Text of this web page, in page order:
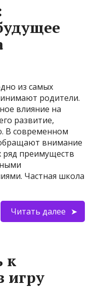
из самых
родители.
влияние на
развитие,
В современном
внимание
ряд преимуществ
Частная школа
Читать далее
к
игру